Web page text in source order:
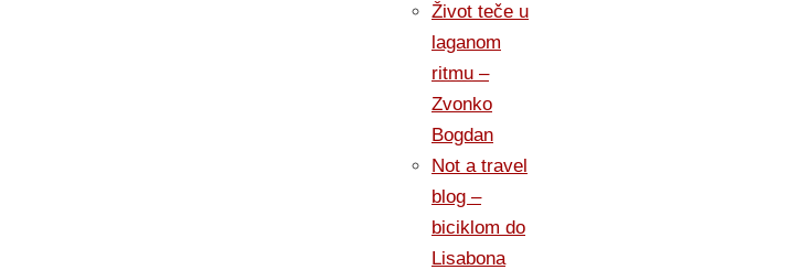
Život teče u
laganom
ritmu –
Zvonko
Bogdan
Not a travel
blog –
biciklom do
Lisabona